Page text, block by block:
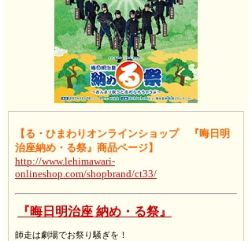
【る・ひまわりオンラインショップ 『晦日明
治座納め・る祭』商品ページ】
http://www.lehimawari-
onlineshop.com/shopbrand/ct33/
『晦日明治座 納め・る祭』
師走は劇場でお祭り騒ぎを！